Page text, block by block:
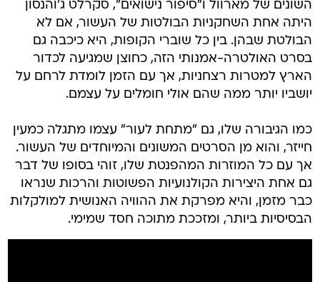
השונים של מארוול ו"סיפור נישואים", סקרלט ג'והנסון
היתה אחת השחקניות הבולטות של העשור, אם לא
הבולטת שבהן. בין כל שוברי הקופות, היא כיכבה גם
בסרט האולטרה-אמנותי הזה, כחוצן שמגיעה לכדור
הארץ למטרות רצחניות, אך עם הזמן לומדת לרחם על
יושביו יותר ממה שהם אולי חומלים על עצמם.
כמו הגיבורה שלו, גם "מתחת לעור" עצמו מתגלה כמעין
חייזר, והוא מן הסרטים המשונים והמיוחדים של העשור.
אך עם כל המוזרות המהפנטת שלו, זוהי בסופו של דבר
גם אחת היצירות הקולנועיות הפשוטות והרכות שנראו
כבר מזמן, והיא מפרקת את ההוויה האנושית למולקלות
הבסיסיות ביותר, ומזככת מתוכה חסד שמימי.